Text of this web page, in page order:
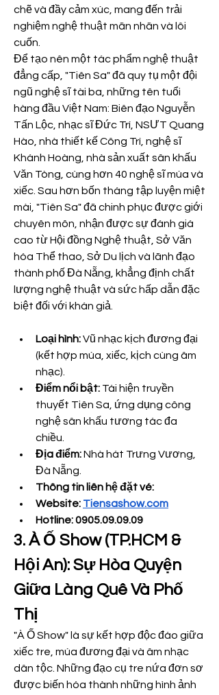
chẽ và đầy cảm xúc, mang đến trải
nghiệm nghệ thuật mãn nhãn và lôi
cuốn.
Để tạo nên một tác phẩm nghệ thuật
đẳng cấp, "Tiên Sa" đã quy tụ một đội
ngũ nghệ sĩ tài ba, những tên tuổi
hàng đầu Việt Nam: Biên đạo Nguyễn
Tấn Lộc, nhạc sĩ Đức Trí, NSƯT Quang
Hào, nhà thiết kế Công Trí, nghệ sĩ
Khánh Hoàng, nhà sản xuất sân khấu
Văn Tòng, cùng hơn 40 nghệ sĩ múa và
xiếc. Sau hơn bốn tháng tập luyện miệt
mài, "Tiên Sa" đã chinh phục được giới
chuyên môn, nhận được sự đánh giá
cao từ Hội đồng Nghệ thuật, Sở Văn
hóa Thể thao, Sở Du lịch và lãnh đạo
thành phố Đà Nẵng, khẳng định chất
lượng nghệ thuật và sức hấp dẫn đặc
biệt đối với khán giả.
Loại hình: Vũ nhạc kịch đương đại
(kết hợp múa, xiếc, kịch cùng âm
nhạc).
Điểm nổi bật: Tái hiện truyền
thuyết Tiên Sa, ứng dụng công
nghệ sân khấu tương tác đa
chiều.
Địa điểm: Nhà hát Trưng Vương,
Đà Nẵng.
Thông tin liên hệ đặt vé:
Website: Tiensashow.com
Hotline: 0905.09.09.09
3. À Ố Show (TP.HCM &
Hội An): Sự Hòa Quyện
Giữa Làng Quê Và Phố
Thị
"À Ố Show" là sự kết hợp độc đáo giữa
xiếc tre, múa đương đại và âm nhạc
dân tộc. Những đạo cụ tre nứa đơn sơ
được biến hóa thành những hình ảnh